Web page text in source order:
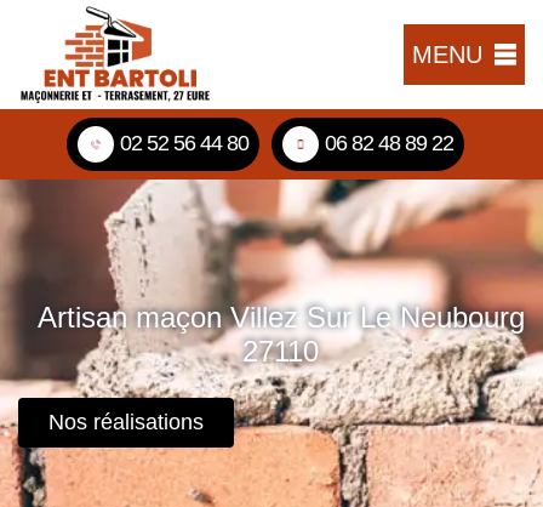
MENU
02 52 56 44 80 06 82 48 89 22
Artisan maçon Villez Sur Le Neubourg
27110
Nos réalisations